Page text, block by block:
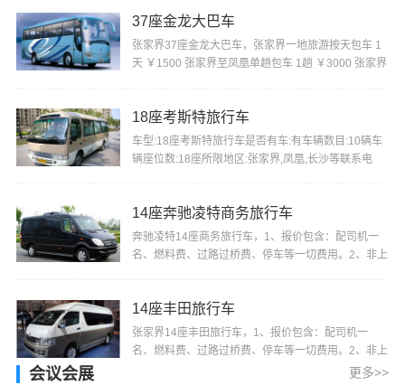
37座金龙大巴车
张家界37座金龙大巴车，张家界一地旅游按天包车 1
天 ￥1500 张家界至凤凰单趟包车 1趟 ￥3000 张家界
18座考斯特旅行车
车型:18座考斯特旅行车是否有车:有车辆数目:10辆车
辆座位数:18座所限地区:张家界,凤凰,长沙等联系电
14座奔驰凌特商务旅行车
奔驰凌特14座商务旅行车，1、报价包含：配司机一
名、燃料费、过路过桥费、停车等一切费用。2、非上
14座丰田旅行车
张家界14座丰田旅行车，1、报价包含：配司机一
名、燃料费、过路过桥费、停车等一切费用。2、非上
述行程包车，价格另行商议。3、我们将确保您所包租
会议会展 更多>>